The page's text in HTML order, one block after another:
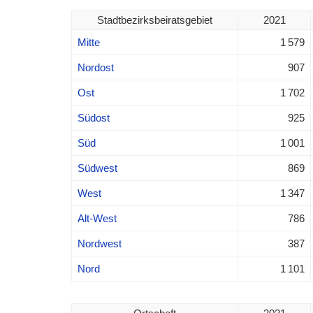
Stadtbezirksbeiratsgebiet
2021
Mitte
1 579
Nordost 907
Ost 1 702
Südost 925
Süd 1 001
Südwest 869
West 1 347
Alt-West 786
Nordwest 387
Nord 1 101